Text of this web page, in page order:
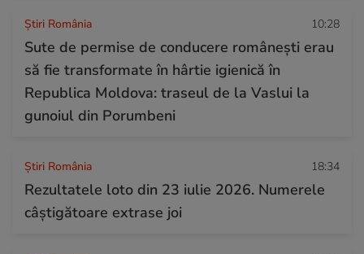
Știri România 10:28
Sute de permise de conducere românești erau
să fie transformate în hârtie igienică în
Republica Moldova: traseul de la Vaslui la
gunoiul din Porumbeni
Știri România 18:34
Rezultatele loto din 23 iulie 2026. Numerele
câștigătoare extrase joi